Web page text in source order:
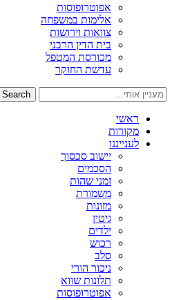
אפוטרופוסות
אלימות במשפחה
צוואות וירושות
בית הדין הרבני
מכורסת המטפל
עדשת החוקר
Search
ראשי
מקורות
לענייננו
יישוב סכסוך
הסכמים
זמני שהות
משמורת
מזונות
גיטין
ילדים
רכוש
סלב
ניכור הורי
תלונות שווא
אפוטרופוסות